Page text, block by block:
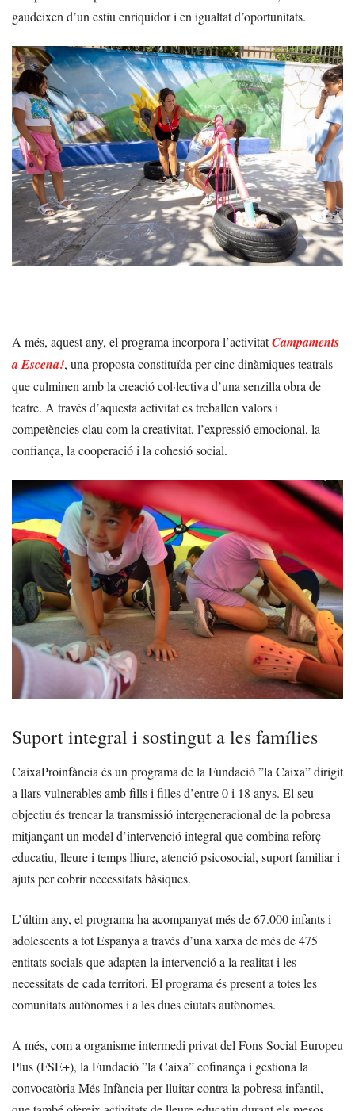
gaudeixen d’un estiu enriquidor i en igualtat d’oportunitats.
A més, aquest any, el programa incorpora l’activitatCampaments
a Escena!, una proposta constituïda per cinc dinàmiques teatrals
que culminen amb la creació col·lectiva d’una senzilla obra de
teatre. A través d’aquesta activitat es treballen valors i
competències clau com la creativitat, l’expressió emocional, la
confiança, la cooperació i la cohesió social.
Suport integral i sostingut a les famílies
CaixaProinfància és un programa de la Fundació ”la Caixa” dirigit
a llars vulnerables amb fills i filles d’entre 0 i 18 anys. El seu
objectiu és trencar la transmissió intergeneracional de la pobresa
mitjançant un model d’intervenció integral que combina reforç
educatiu, lleure i temps lliure, atenció psicosocial, suport familiar i
ajuts per cobrir necessitats bàsiques.
L’últim any, el programa ha acompanyat més de 67.000 infants i
adolescents a tot Espanya a través d’una xarxa de més de 475
entitats socials que adapten la intervenció a la realitat i les
necessitats de cada territori. El programa és present a totes les
comunitats autònomes i a les dues ciutats autònomes.
A més, com a organisme intermedi privat del Fons Social Europeu
Plus (FSE+), la Fundació ”la Caixa” cofinança i gestiona la
convocatòria Més Infància per lluitar contra la pobresa infantil,